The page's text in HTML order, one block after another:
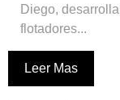
Diego,
flotadores...
Leer Mas